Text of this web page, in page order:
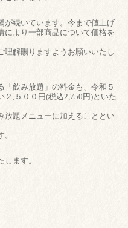
が続いています。今まで値上げ
により一部商品について価格を
理解賜りますようお願いいたし
「飲み放題」の料金も、令和５
,５００円(税込2,750円)といた
放題メニューに加えることとい
ます。